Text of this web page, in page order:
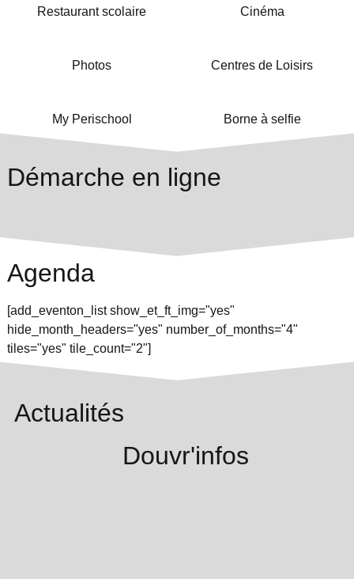
Restaurant scolaire Cinéma
Photos Centres de Loisirs
My Perischool Borne à selfie
Démarche en ligne
Agenda
[add_eventon_list show_et_ft_img="yes"
hide_month_headers="yes" number_of_months="4"
tiles="yes" tile_count="2"]
Actualités
Douvr'infos